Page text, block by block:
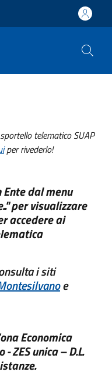
telematico SUAP
per rivederlo!
dal menu
per visualizzare
accedere ai
i siti
e
Economica
ZES unica – D.L.